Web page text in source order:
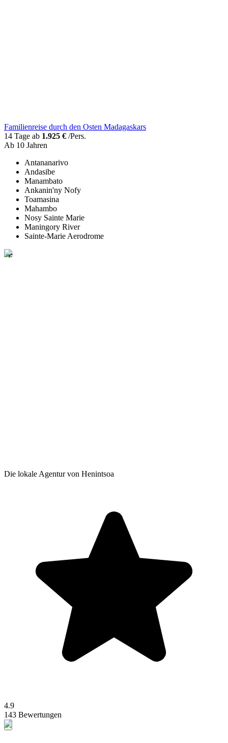
Familienreise durch den Osten Madagaskars
14 Tage ab 1.925 € /Pers.
Ab 10 Jahren
Antananarivo
Andasibe
Manambato
Ankanin'ny Nofy
Toamasina
Mahambo
Nosy Sainte Marie
Maningory River
Sainte-Marie Aerodrome
Die lokale Agentur von Henintsoa
4.9
143 Bewertungen